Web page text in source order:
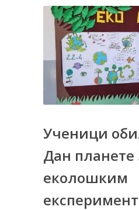
Ученици
Дан
еколошким